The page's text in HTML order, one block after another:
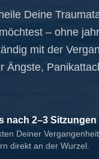
Deine
– ohne
mit der
Ängste,
nach 2–3 Sitzungen
Deiner
direkt an der Wurzel.